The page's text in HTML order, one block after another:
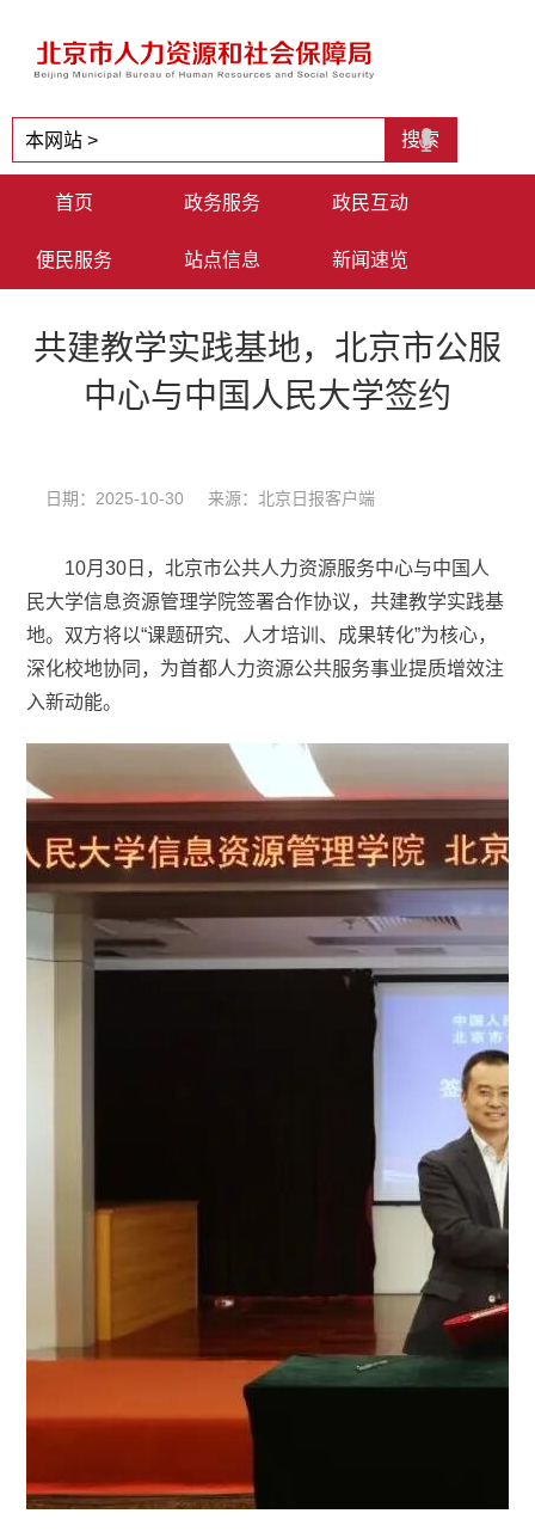
首页 政务服务 政民互动
便民服务 站点信息 新闻速览
共建教学实践基地，北京市公服
中心与中国人民大学签约
日期：2025-10-30 来源：北京日报客户端
10月30日，北京市公共人力资源服务中心与中国人
民大学信息资源管理学院签署合作协议，共建教学实践基
地。双方将以“课题研究、人才培训、成果转化”为核心，
深化校地协同，为首都人力资源公共服务事业提质增效注
入新动能。